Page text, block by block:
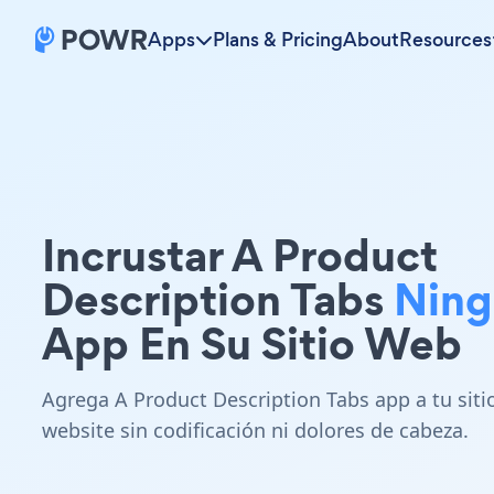
Apps Plans & PricingAboutResources
Incrustar A Product
Description Tabs Ning
App En Su Sitio Web
Agrega A Product Description Tabs app a tu
website sin codificación ni dolores de cabeza.